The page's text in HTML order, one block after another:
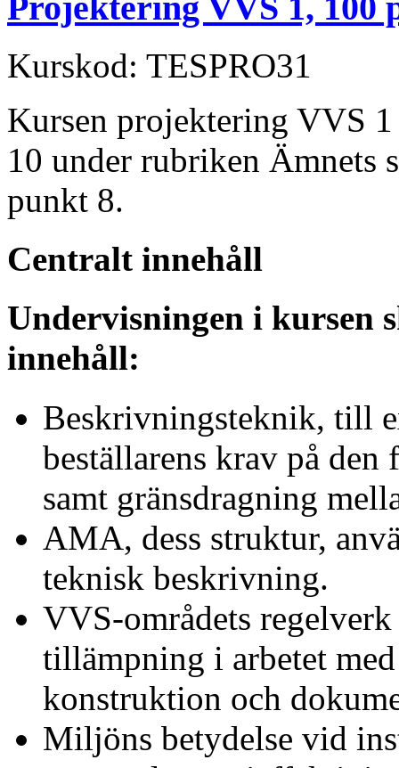
Kurskod: TESPRO31
Kursen projektering VVS
10 under rubriken Ämnets
punkt 8.
Centralt innehåll
Undervisningen i kursen
innehåll:
Beskrivningsteknik, till
beställarens krav på den
samt gränsdragning
AMA, dess struktur,
teknisk beskrivning.
VVS-områdets regelverk
tillämpning i arbetet
konstruktion och
Miljöns betydelse vid